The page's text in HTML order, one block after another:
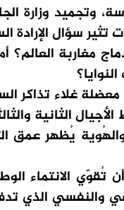
وتجميد وزارة
تثير سؤال الإرادة
مغاربة العالم؟
معضلة غلاء تذاكر
الثانية
يُظهر عمق
الانتماء
والنفسي الذي